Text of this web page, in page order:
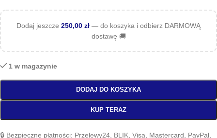
Dodaj jeszcze 250,00 zł — do koszyka i odbierz DARMOWĄ
dostawę 🚚
1 w magazynie
DODAJ DO KOSZYKA
KUP TERAZ
🔒 Bezpieczne płatności: Przelewy24, BLIK, Visa, Mastercard, PayPal,